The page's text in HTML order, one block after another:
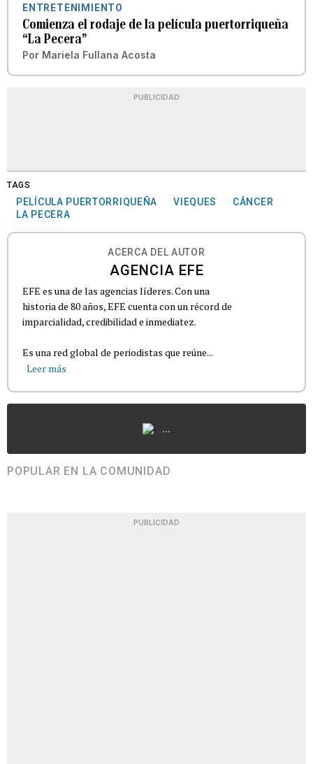
ENTRETENIMIENTO
Comienza el rodaje de la película puertorriqueña
“La Pecera”
Por Mariela Fullana Acosta
PUBLICIDAD
TAGS
PELÍCULA PUERTORRIQUEÑA VIEQUES
CÁNCER
LA PECERA
ACERCA DEL AUTOR
AGENCIA EFE
EFE es una de las agencias líderes. Con una
historia de 80 años, EFE cuenta con un récord de
imparcialidad, credibilidad e inmediatez.
Es una red global de periodistas que reúne...
Leer más
...
POPULAR EN LA COMUNIDAD
PUBLICIDAD